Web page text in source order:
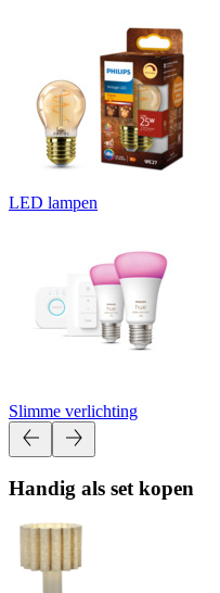
LED lampen
Slimme verlichting
Handig als set kopen